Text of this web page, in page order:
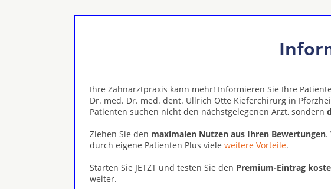
Ihre Zahnarztpraxis kann mehr! Informieren Sie Ihre
Dr. med. Dr. med. dent. Ullrich Otte Kieferchirurg in
Patienten suchen nicht den nächstgelegenen Arzt, sondern
Ziehen Sie den maximalen Nutzen aus Ihren Bewertungen.
durch eigene Patienten Plus viele weitere Vorteile.
Starten Sie JETZT und testen Sie den Premium-Eintrag
weiter.